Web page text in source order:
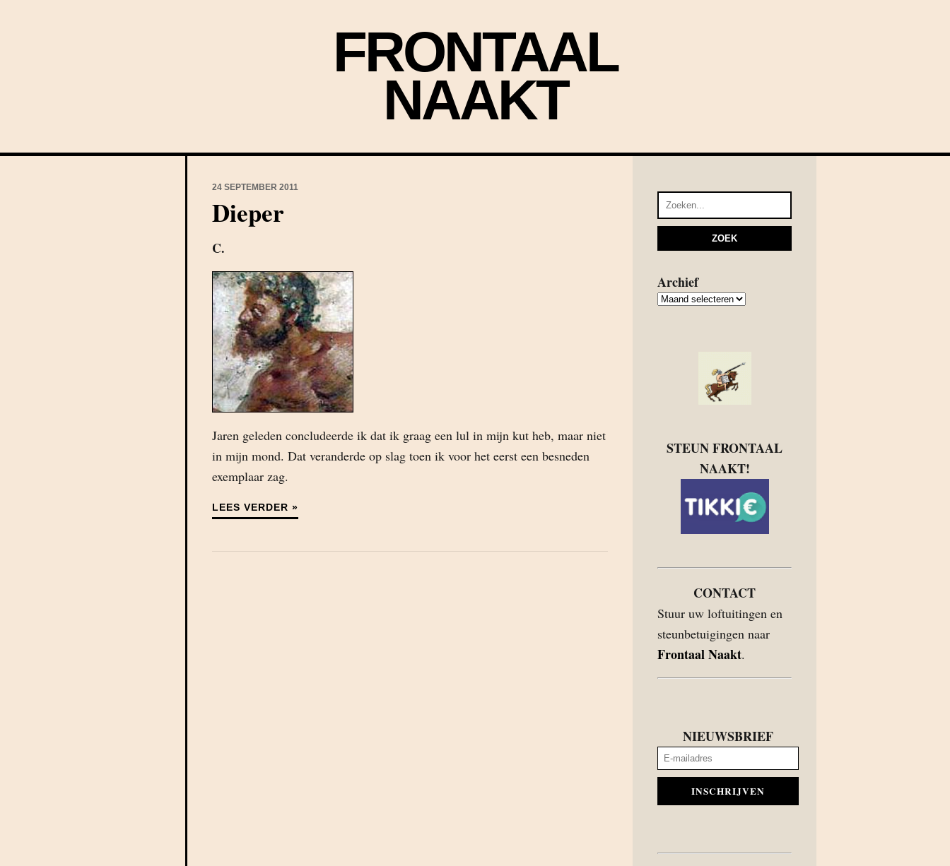
FRONTAAL
NAAKT
24 SEPTEMBER 2011
Dieper
C.
Jaren geleden concludeerde ik dat ik graag een lul in mijn kut heb, maar niet
in mijn mond. Dat veranderde op slag toen ik voor het eerst een besneden
exemplaar zag.
LEES VERDER »
Archief
Archief
STEUN FRONTAAL
NAAKT!
CONTACT
Stuur uw loftuitingen en
steunbetuigingen naar
Frontaal Naakt.
NIEUWSBRIEF
INSCHRIJVEN